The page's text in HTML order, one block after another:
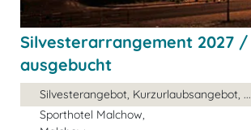
Silvesterarrangement 2027 /
ausgebucht
Silvesterangebot, Kurzurlaubsangebot, ...
Sporthotel Malchow,